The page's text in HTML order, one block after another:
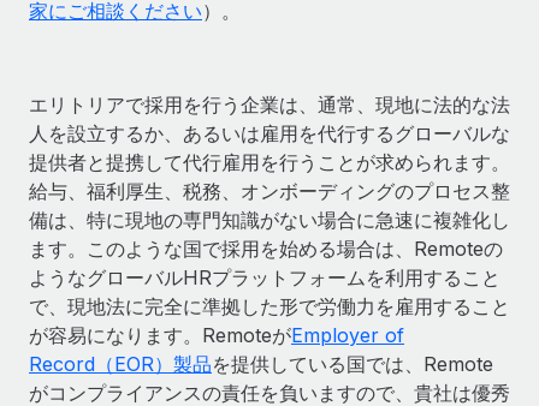
家にご相談ください）。
エリトリアで採用を行う企業は、通常、現地に法的な法
人を設立するか、あるいは雇用を代行するグローバルな
提供者と提携して代行雇用を行うことが求められます。
給与、福利厚生、税務、オンボーディングのプロセス整
備は、特に現地の専門知識がない場合に急速に複雑化し
ます。このような国で採用を始める場合は、Remoteの
ようなグローバルHRプラットフォームを利用すること
で、現地法に完全に準拠した形で労働力を雇用すること
が容易になります。RemoteがEmployer of
Record（EOR）製品を提供している国では、Remote
がコンプライアンスの責任を負いますので、貴社は優秀